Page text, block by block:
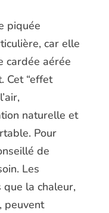
piquée
car elle
cardée aérée
Cet “effet
naturelle et
Pour
de
Les
la chaleur,
peuvent